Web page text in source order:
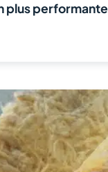
plus performante